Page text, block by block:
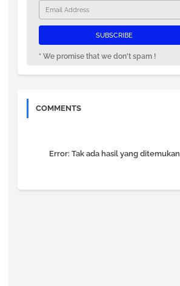
* We promise that we don't spam !
COMMENTS
Error: Tak ada hasil yang ditemukan